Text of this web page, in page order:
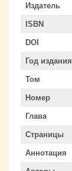
Издатель
ISBN
DOI
Год издания
Том
Номер
Глава
Страницы
Аннотация